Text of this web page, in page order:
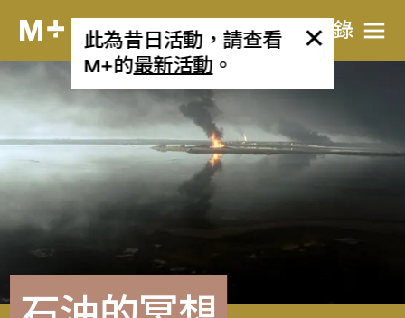
目​錄
此為昔日活動，請查看
M+的最新活動 。